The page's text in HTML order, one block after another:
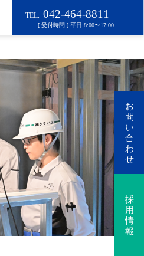
お
問
い
合
わ
せ
採
用
情
報